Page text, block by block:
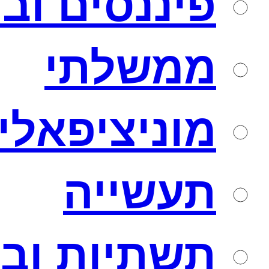
ממשלתי
מוניציפאלי
תעשייה
תשתיות